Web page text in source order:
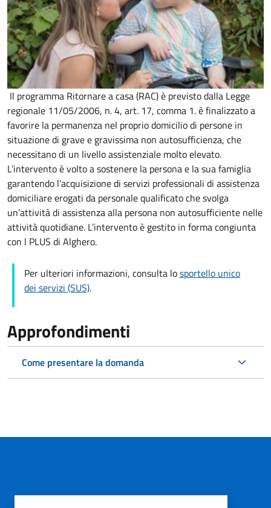
Il programma Ritornare a casa (RAC) è previsto dalla Legge
regionale 11/05/2006, n. 4, art. 17, comma 1. è finalizzato a
favorire la permanenza nel proprio domicilio di persone in
situazione di grave e gravissima non autosufficienza, che
necessitano di un livello assistenziale molto elevato.
L’intervento è volto a sostenere la persona e la sua famiglia
garantendo l’acquisizione di servizi professionali di assistenza
domiciliare erogati da personale qualificato che svolga
un’attività di assistenza alla persona non autosufficiente nelle
attività quotidiane. L’intervento è gestito in forma congiunta
con l PLUS di Alghero.
Per ulteriori informazioni, consulta losportello unico
dei servizi (SUS).
Approfondimenti
Come presentare la domanda